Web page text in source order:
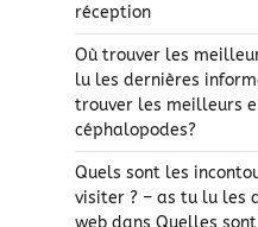
réception
Où trouver les
lu les dernières
trouver les meilleurs
céphalopodes?
Quels sont les
visiter ? – as tu lu les
web dans Quelles